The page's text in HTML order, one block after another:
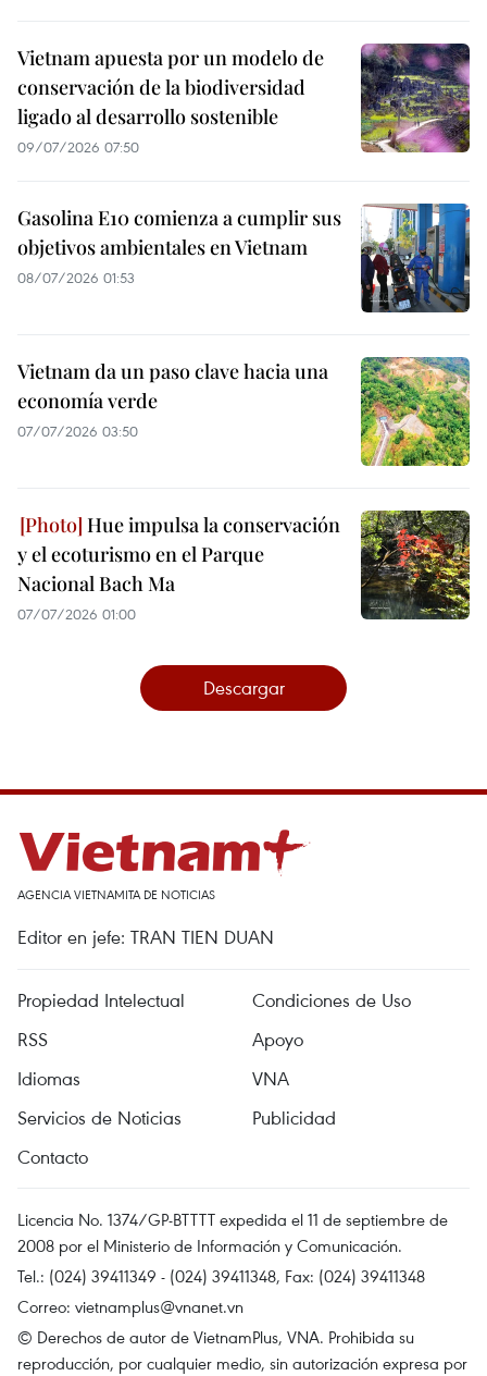
Vietnam apuesta por un modelo de
conservación de la biodiversidad
ligado al desarrollo sostenible
09/07/2026 07:50
Gasolina E10 comienza a cumplir sus
objetivos ambientales en Vietnam
08/07/2026 01:53
Vietnam da un paso clave hacia una
economía verde
07/07/2026 03:50
Hue impulsa la conservación
y el ecoturismo en el Parque
Nacional Bach Ma
07/07/2026 01:00
Descargar
AGENCIA VIETNAMITA DE NOTICIAS
Editor en jefe: TRAN TIEN DUAN
Propiedad Intelectual
Condiciones de Uso
RSS
Apoyo
Idiomas
VNA
Servicios de Noticias
Publicidad
Contacto
Licencia No. 1374/GP-BTTTT expedida el 11 de septiembre de
2008 por el Ministerio de Información y Comunicación.
Tel.: (024) 39411349 - (024) 39411348, Fax: (024) 39411348
Correo: vietnamplus@vnanet.vn
© Derechos de autor de VietnamPlus, VNA. Prohibida su
reproducción, por cualquier medio, sin autorización expresa por